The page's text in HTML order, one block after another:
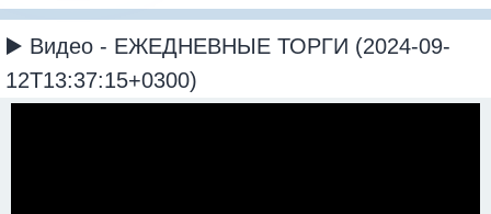
▶️ Видео - ЕЖЕДНЕВНЫЕ ТОРГИ (2024-09-
12T13:37:15+0300)